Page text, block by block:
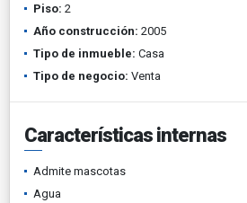
Piso: 2
Año construcción: 2005
Tipo de inmueble: Casa
Tipo de negocio: Venta
Características internas
Admite mascotas
Agua